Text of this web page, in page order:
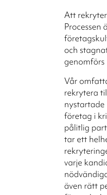
Att
Processen
och
Vår
rekrytera
företag i
pålitlig
tar ett
varje
även rätt